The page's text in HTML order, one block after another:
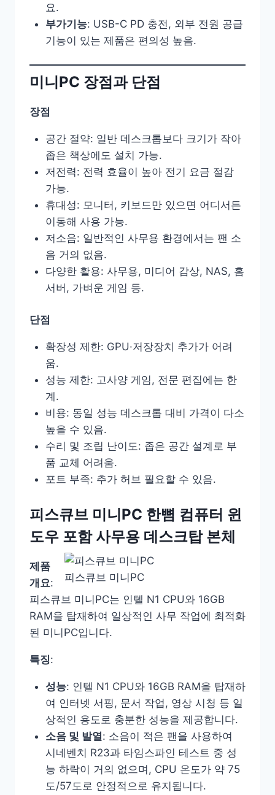
요.
부가기능: USB-C PD 충전, 외부 전원 공급
기능이 있는 제품은 편의성 높음.
미니PC 장점과 단점
장점
공간 절약: 일반 데스크톱보다 크기가 작아
좁은 책상에도 설치 가능.
저전력: 전력 효율이 높아 전기 요금 절감
가능.
휴대성: 모니터, 키보드만 있으면 어디서든
이동해 사용 가능.
저소음: 일반적인 사무용 환경에서는 팬 소
음 거의 없음.
다양한 활용: 사무용, 미디어 감상, NAS, 홈
서버, 가벼운 게임 등.
단점
확장성 제한: GPU·저장장치 추가가 어려
움.
성능 제한: 고사양 게임, 전문 편집에는 한
계.
비용: 동일 성능 데스크톱 대비 가격이 다소
높을 수 있음.
수리 및 조립 난이도: 좁은 공간 설계로 부
품 교체 어려움.
포트 부족: 추가 허브 필요할 수 있음.
피스큐브 미니PC 한뼘 컴퓨터 윈
도우 포함 사무용 데스크탑 본체
피스큐브 미니PC
제품
개요:
피스큐브 미니PC는 인텔 N1 CPU와 16GB
RAM을 탑재하여 일상적인 사무 작업에 최적화
된 미니PC입니다.
특징:
성능: 인텔 N1 CPU와 16GB RAM을 탑재하
여 인터넷 서핑, 문서 작업, 영상 시청 등 일
상적인 용도로 충분한 성능을 제공합니다.
소음 및 발열: 소음이 적은 팬을 사용하여
시네벤치 R23과 타임스파인 테스트 중 성
능 하락이 거의 없으며, CPU 온도가 약 75
도/57도로 안정적으로 유지됩니다.